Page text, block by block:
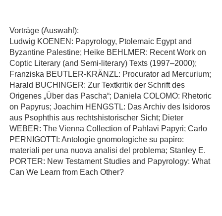
Vorträge (Auswahl):
Ludwig KOENEN: Papyrology, Ptolemaic Egypt and
Byzantine Palestine; Heike BEHLMER: Recent Work on
Coptic Literary (and Semi-literary) Texts (1997–2000);
Franziska BEUTLER-KRÄNZL: Procurator ad Mercurium;
Harald BUCHINGER: Zur Textkritik der Schrift des
Origenes „Über das Pascha“; Daniela COLOMO: Rhetoric
on Papyrus; Joachim HENGSTL: Das Archiv des Isidoros
aus Psophthis aus rechtshistorischer Sicht; Dieter
WEBER: The Vienna Collection of Pahlavi Papyri; Carlo
PERNIGOTTI: Antologie gnomologiche su papiro:
materiali per una nuova analisi del problema; Stanley E.
PORTER: New Testament Studies and Papyrology: What
Can We Learn from Each Other?